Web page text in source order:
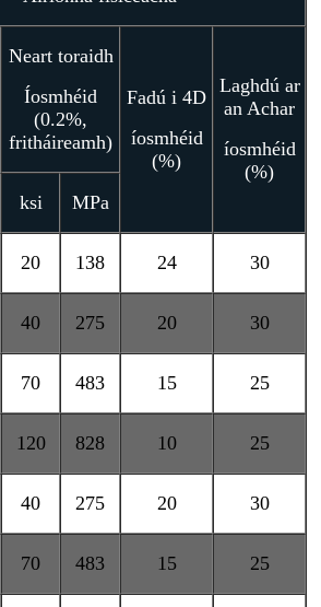
Neart toraidh
Íosmhéid
(0.2%,
fritháireamh)
Fadú i 4D
íosmhéid
(%)
Laghdú ar
an Achar
íosmhéid
(%)
ksi MPa
20 138 24 30
40 275 20 30
70 483 15 25
120 828 10 25
40 275 20 30
70 483 15 25